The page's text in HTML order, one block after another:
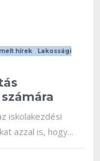
hírek • Lakossági
iskolakezdési
azzal is, hogy...